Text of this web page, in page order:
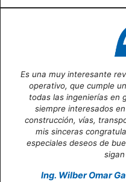
Es una muy interesante
operativo, que cumple
todas las ingenierías en
siempre interesados
construcción, vías,
mis sinceras
especiales deseos de
Ing. Wilber Omar